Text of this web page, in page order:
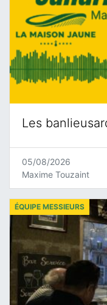
Les
05/08/2026
Maxime Touzaint
ÉQUIPE MESSIEURS